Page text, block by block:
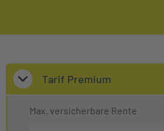
Tarif Premium
Max. versicherbare Rente